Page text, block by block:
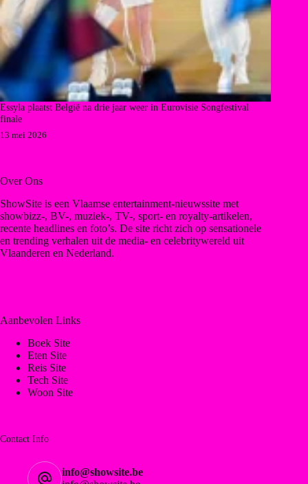
Essyla plaatst België na drie jaar weer in Eurovisie Songfestival
finale
13 mei 2026
Over Ons
ShowSite is een Vlaamse entertainment-nieuwssite met
showbizz-, BV-, muziek-, TV-, sport- en royalty-artikelen,
recente headlines en foto’s. De site richt zich op sensationele
en trending verhalen uit de media- en celebritywereld uit
Vlaanderen en Nederland.
Aanbevolen Links
Boek Site
Eten Site
Reis Site
Tech Site
Woon Site
Contact Info
info@showsite.be